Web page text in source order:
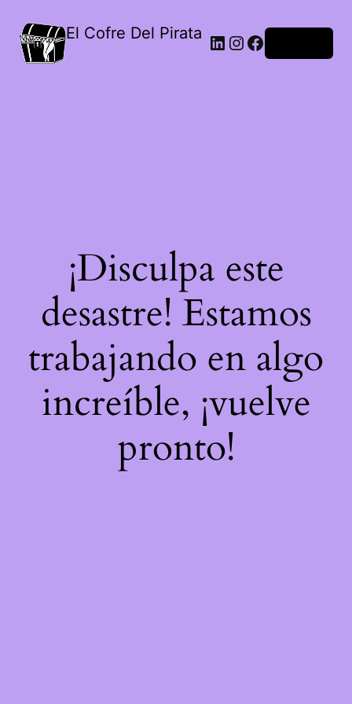
El Cofre Del Pirata LinkedIn
Instagram
Facebook
¡Disculpa este
desastre! Estamos
trabajando en algo
increíble, ¡vuelve
pronto!